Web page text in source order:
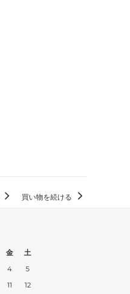
買い物を続ける
金
土
4
5
11
12